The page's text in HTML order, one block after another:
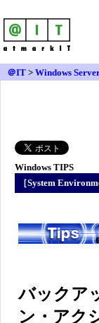
＠IT > Windows
Windows TIPS
［System
バックア
ン・アク